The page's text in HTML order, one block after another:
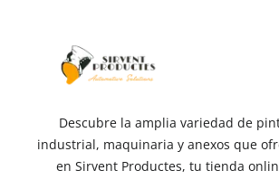
Descubre la amplia variedad de
industrial, maquinaria y anexos que
en Sirvent Productes, tu tienda